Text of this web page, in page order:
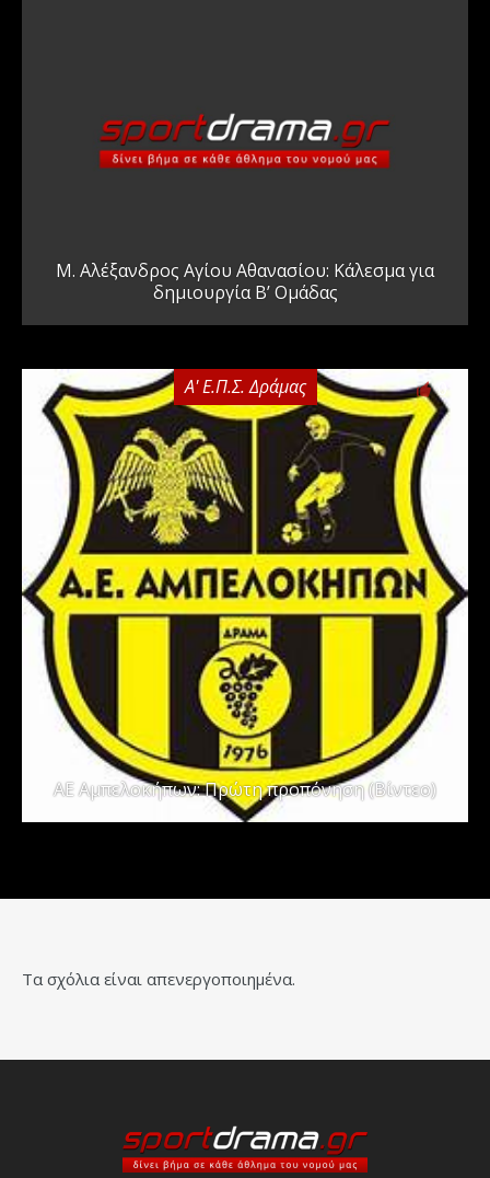
Μ. Αλέξανδρος Αγίου Αθανασίου: Κάλεσμα για
δημιουργία Β’ Ομάδας
Α' Ε.Π.Σ. Δράμας 0
ΑΕ Αμπελοκήπων: Πρώτη προπόνηση (Βίντεο)
Τα σχόλια είναι απενεργοποιημένα.